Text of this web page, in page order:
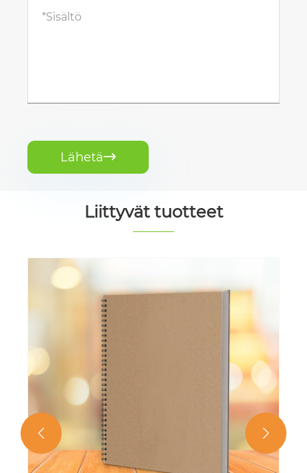
Lähetä
Liittyvät tuotteet
 